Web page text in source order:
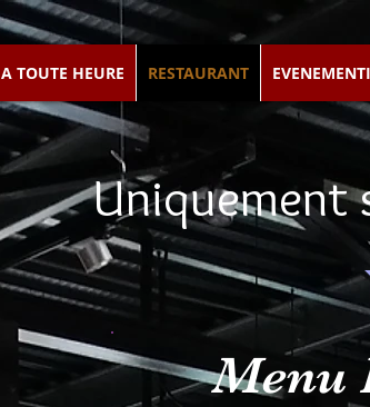
A TOUTE HEURE RESTAURANT
Uniquement
Menu